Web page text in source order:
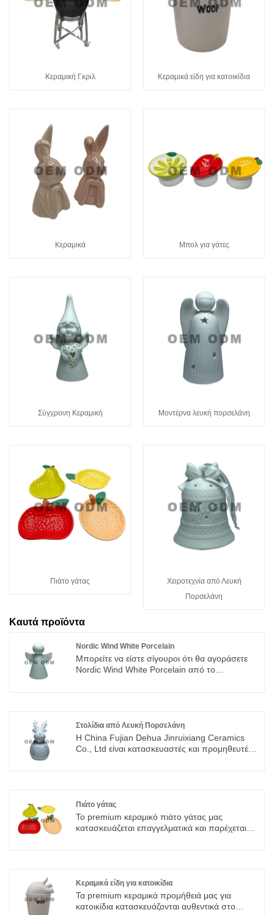
Κεραμική Γκριλ Κεραμικά είδη για κατοικίδια
Κεραμικά Μπολ για γάτες
Σύγχρονη Κεραμική Μοντέρνα λευκή πορσελάνη
Πιάτο γάτας
Χειροτεχνία από Λευκή
Πορσελάνη
Καυτά προϊόντα
Nordic Wind White Porcelain
Μπορείτε να είστε σίγουροι ότι θα αγοράσετε
Nordic Wind White Porcelain από το
προσφέρουν υπηρεσίες ODM & OEM
Στολίδια από Λευκή Πορσελάνη
Η China Fujian Dehua Jinruixiang Ceramics
Co., Ltd είναι κατασκευαστές και προμηθευτές
για εσάς. Εάν ενδιαφέρεστε για προϊόντα White
Porcelain Ornaments, επικοινωνήστε μαζί μας.
Ακολουθούμε την ποιότητα του να είστε
Πιάτο γάτας
Το premium κεραμικό πιάτο γάτας μας
κατασκευάζεται επαγγελματικά και παρέχεται
χρόνια ώριμης κατασκευής κεραμικών. Σε
αντίθεση με τους συνηθισμένους προμηθευτές
συναλλαγών, είμαστε ένας ολοκληρωμένος
Κεραμικά είδη για κατοικίδια
Τα premium κεραμικά προμήθειά μας για
κατοικίδια κατασκευάζονται αυθεντικά στο